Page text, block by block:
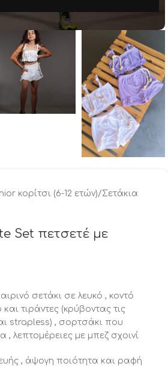
κορίτσι (6-12 ετών)/Σετάκια
Set πετσετέ με
σετάκι σε λευκό , κοντό
τιράντες (κρύβοντας τις
strapless) , σορτσάκι που
, λεπτομέρειες με μπεζ σχοινί
, άψογη ποιότητα και ραφή